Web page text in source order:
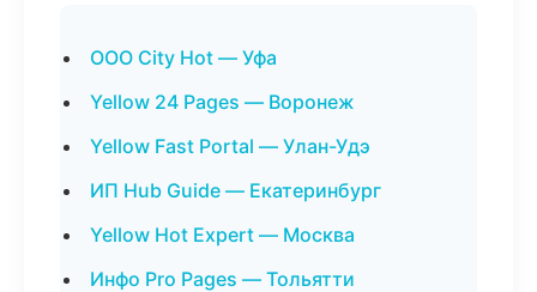
ООО City Hot — Уфа
Yellow 24 Pages — Воронеж
Yellow Fast Portal — Улан-Удэ
ИП Hub Guide — Екатеринбург
Yellow Hot Expert — Москва
Инфо Pro Pages — Тольятти